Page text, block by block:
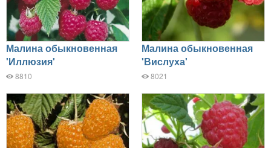
Малина обыкновенная
'Иллюзия'
8810
Малина обыкновенная
'Вислуха'
8021